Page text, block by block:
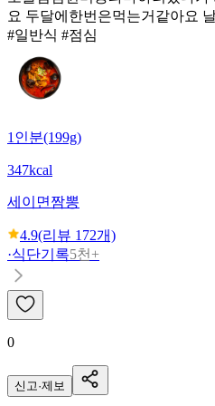
요 두달에한번은먹는거같아요
#일반식 #점심
1인분(199g)
347kcal
세이면 짬뽕
4.9(리뷰 172개)
·식단기록5천+
0
신고·제보